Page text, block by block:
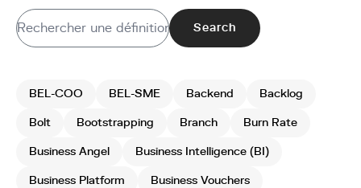
Search
BEL-COO BEL-SME Backend Backlog
Bolt Bootstrapping Branch Burn Rate
Business Angel Business Intelligence (BI)
Business Platform Business Vouchers